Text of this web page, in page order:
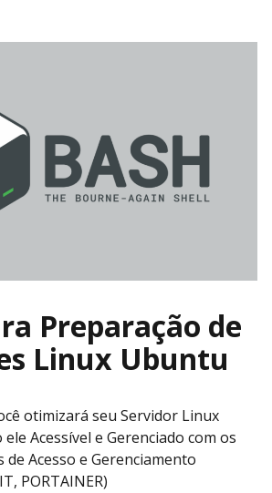
Preparação de
Linux Ubuntu
otimizará seu Servidor Linux
Acessível e Gerenciado com os
de Acesso e Gerenciamento
PORTAINER)